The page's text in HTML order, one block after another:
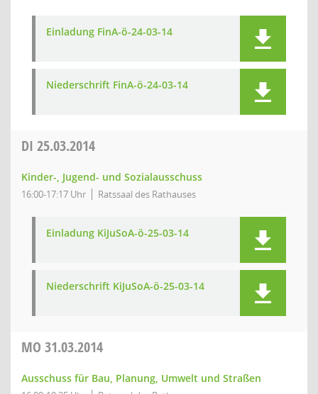
Einladung FinA-ö-24-03-14
Niederschrift FinA-ö-24-03-14
DI 25.03.2014
Kinder-, Jugend- und Sozialausschuss
16:00-17:17 Uhr Ratssaal des Rathauses
Einladung KiJuSoA-ö-25-03-14
Niederschrift KiJuSoA-ö-25-03-14
MO 31.03.2014
Ausschuss für Bau, Planung, Umwelt und Straßen